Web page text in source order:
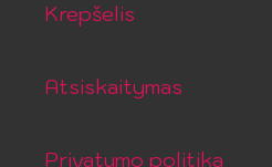
Krepšelis
Atsiskaitymas
Privatumo politika